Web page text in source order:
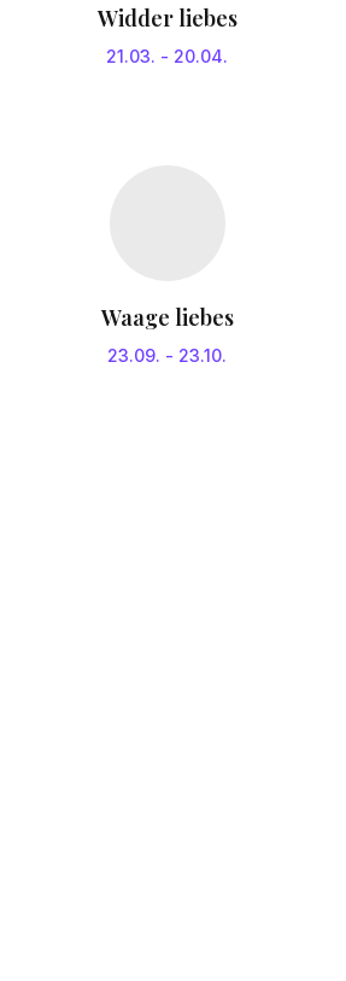
Widder liebes
21.03. - 20.04.
Waage liebes
23.09. - 23.10.